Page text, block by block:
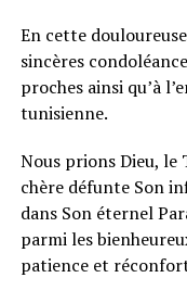
En cette
sincères
proches ainsi qu’à
tunisienne.
Nous prions Dieu, le
chère défunte Son
dans Son éternel
parmi les
patience et